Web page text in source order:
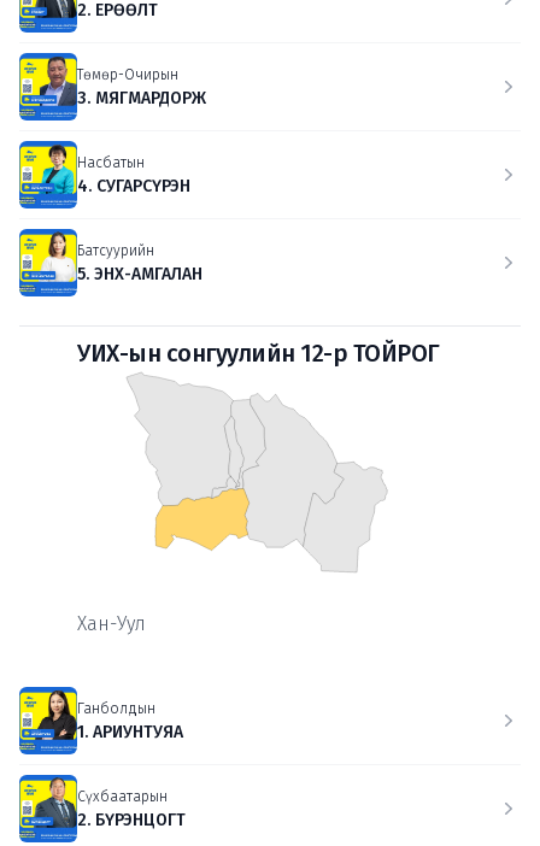
2. ЕРӨӨЛТ
Төмөр-Очирын
3. МЯГМАРДОРЖ
Насбатын
4. СУГАРСҮРЭН
Батсуурийн
5. ЭНХ-АМГАЛАН
УИХ-ын сонгуулийн 12-р ТОЙРОГ
Хан-Уул
Ганболдын
1. АРИУНТУЯА
Сүхбаатарын
2. БҮРЭНЦОГТ